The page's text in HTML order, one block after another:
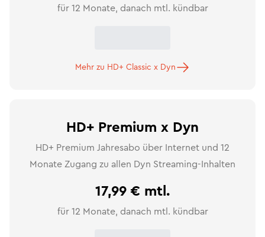
für 12 Monate, danach mtl. kündbar
Mehr zu HD+ Classic x Dyn
HD+ Premium x Dyn
HD+ Premium Jahresabo über Internet und 12
Monate Zugang zu allen Dyn Streaming-Inhalten
17,99 € mtl.
für 12 Monate, danach mtl. kündbar